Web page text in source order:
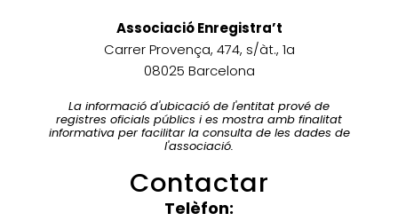
Associació Enregistra’t
Carrer Provença, 474, s/àt., 1a
08025 Barcelona
La informació d'ubicació de l'entitat prové de
registres oficials públics i es mostra amb finalitat
informativa per facilitar la consulta de les dades de
l'associació.
Contactar
Telèfon: